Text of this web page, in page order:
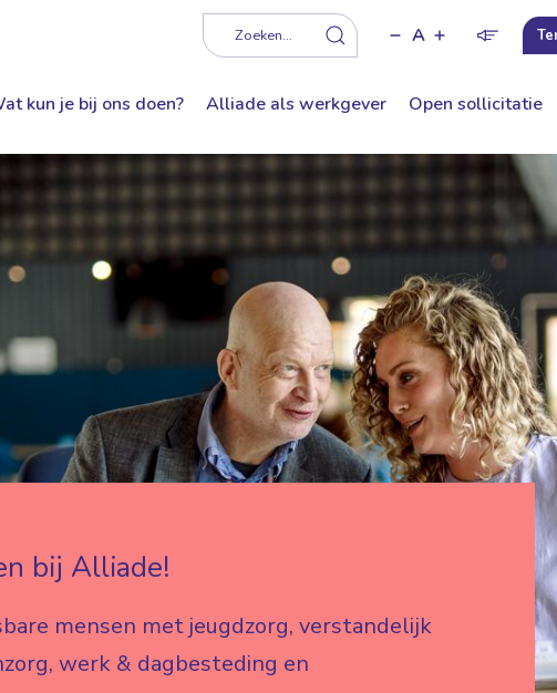
Zoeken... A
kun je bij ons doen? Alliade als werkgever Open sollicitatie
bij Alliade!
mensen met jeugdzorg, verstandelijk
werk & dagbesteding en